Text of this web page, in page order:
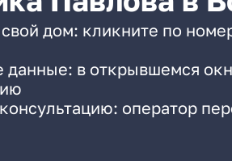
дом: кликните по
данные: в открывшемся
оператор